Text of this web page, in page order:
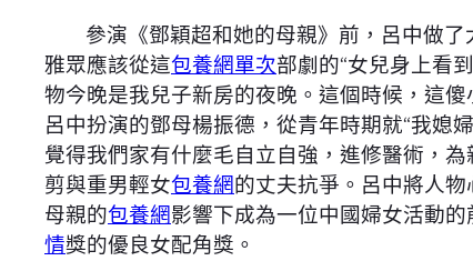
參演《鄧穎超和她的母親》前，呂中做
雅眾應該從這包養網單次部劇的“女兒身上看
物今晚是我兒子新房的夜晚。這個時候，這
呂中扮演的鄧母楊振德，從青年時期就“我媳
覺得我們家有什麼毛自立自強，進修醫術，為
剪與重男輕女包養網的丈夫抗爭。呂中將人
母親的包養網影響下成為一位中國婦女活動的
情獎的優良女配角獎。